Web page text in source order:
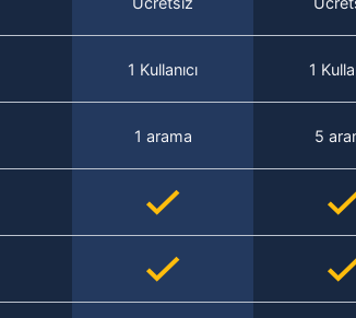
1 Kullanıcı 1
1 arama 5